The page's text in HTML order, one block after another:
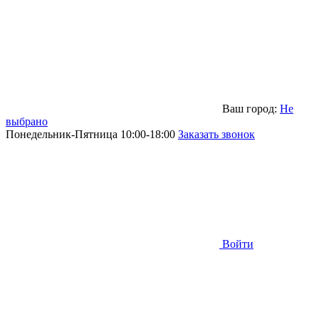
Ваш город: Не
выбрано
Понедельник-Пятница 10:00-18:00 Заказать звонок
Войти